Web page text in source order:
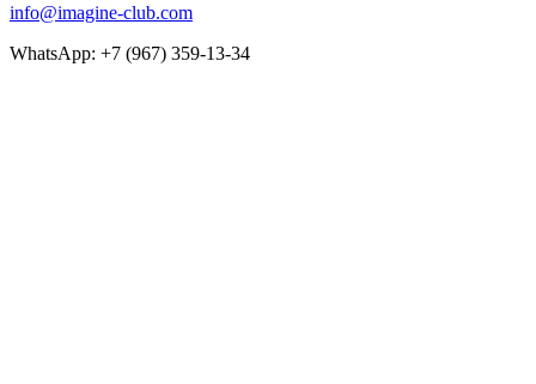
info@imagine-club.com
WhatsApp: +7 (967) 359-13-34